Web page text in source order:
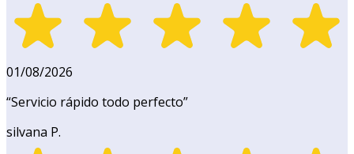
01/08/2026
“Servicio rápido todo perfecto”
silvana P.